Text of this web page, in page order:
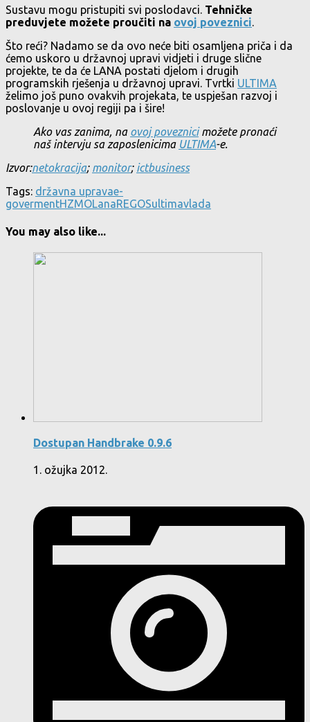
Sustavu mogu pristupiti svi poslodavci. Tehničke
preduvjete možete proučiti na ovoj poveznici.
Što reći? Nadamo se da ovo neće biti osamljena priča i da
ćemo uskoro u državnoj upravi vidjeti i druge slične
projekte, te da će LANA postati djelom i drugih
programskih rješenja u državnoj upravi. Tvrtki ULTIMA
želimo još puno ovakvih projekata, te uspješan razvoj i
poslovanje u ovoj regiji pa i šire!
Ako vas zanima, na ovoj poveznicimožete pronaći
naš intervju sa zaposlenicima ULTIMA-e.
Izvor:netokracija; monitor; ictbusiness
Tags: državna upravae-
govermentHZMOLanaREGOSultimavlada
You may also like...
Dostupan Handbrake 0.9.6
1. ožujka 2012.